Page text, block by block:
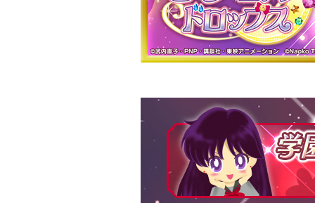
Twitter 原作担当：おさぶ@osabu8